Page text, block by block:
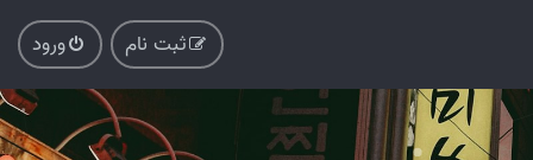
ورود ثبت نام